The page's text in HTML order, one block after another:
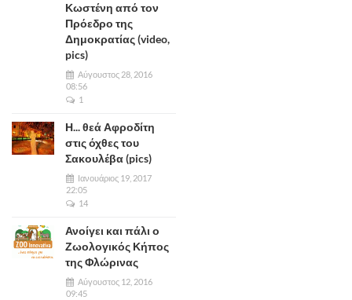
Κωστένη από τον
Πρόεδρο της
Δημοκρατίας (video,
pics)
Αύγουστος 28, 2016
08:56
1
Η... θεά Αφροδίτη
στις όχθες του
Σακουλέβα (pics)
Ιανουάριος 19, 2017
22:05
14
Ανοίγει και πάλι ο
Ζωολογικός Κήπος
της Φλώρινας
Αύγουστος 12, 2016
09:45